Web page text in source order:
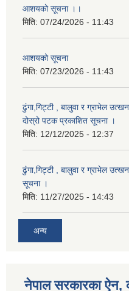
आशयको सूचना ।।
मिति: 07/24/2026 - 11:43
आशयको सूचना
मिति: 07/23/2026 - 11:43
ढुंगा,गिट्टी , बालुवा र ग्राभेल
दोस्रो पटक प्रकाशित सूचना ।
मिति: 12/12/2025 - 12:37
ढुंगा,गिट्टी , बालुवा र ग्राभेल
सूचना ।
मिति: 11/27/2025 - 14:43
अन्य
नेपाल सरकारका ऐन,